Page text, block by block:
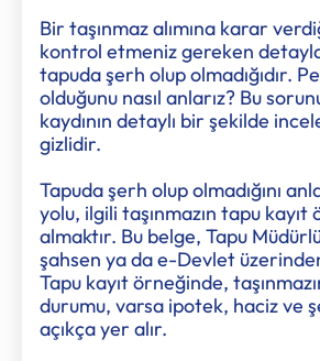
Bir taşınmaz alımına karar
kontrol etmeniz gereken
tapuda şerh olup olmadığıdır.
olduğunu nasıl anlarız? Bu
kaydının detaylı bir şekilde
gizlidir.
Tapuda şerh olup olmadığını
yolu, ilgili taşınmazın tapu kayıt
almaktır. Bu belge, Tapu
şahsen ya da e-Devlet
Tapu kayıt örneğinde,
durumu, varsa ipotek, haciz ve
açıkça yer alır.